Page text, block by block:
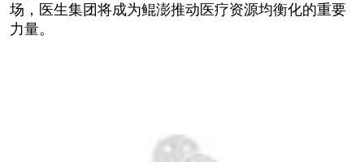
场，医生集团将成为鲲澎推动医疗资源均衡化的重要
力量。